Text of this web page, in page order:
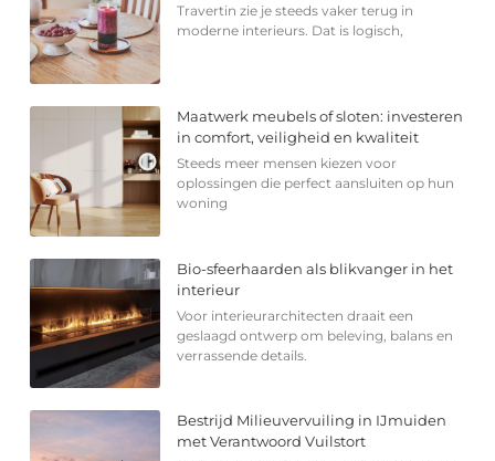
Travertin zie je steeds vaker terug in
moderne interieurs. Dat is logisch,
Maatwerk meubels of sloten: investeren
in comfort, veiligheid en kwaliteit
Steeds meer mensen kiezen voor
oplossingen die perfect aansluiten op hun
woning
Bio-sfeerhaarden als blikvanger in het
interieur
Voor interieurarchitecten draait een
geslaagd ontwerp om beleving, balans en
verrassende details.
Bestrijd Milieuvervuiling in IJmuiden
met Verantwoord Vuilstort